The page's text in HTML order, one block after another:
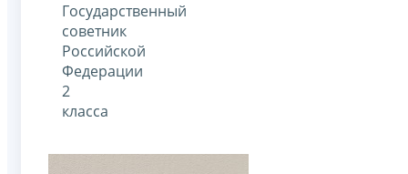
Государственный
советник
Российской
Федерации
2
класса